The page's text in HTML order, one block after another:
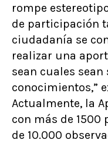
rompe
de participación
ciudadanía se
realizar una
sean cuales
conocimientos,”
Actualmente, la
con más de 1500
de 10.000